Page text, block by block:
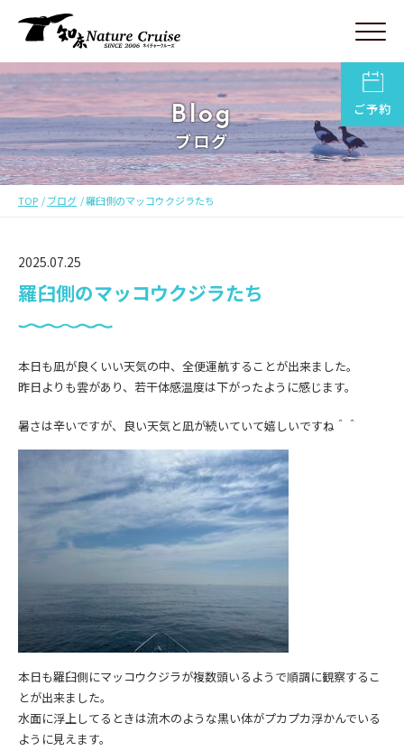
ご予約
Blog
ブログ
TOP ブログ 羅臼側のマッコウクジラたち
2025.07.25
羅臼側のマッコウクジラたち
本日も凪が良くいい天気の中、全便運航することが出来ました。
昨日よりも雲があり、若干体感温度は下がったように感じます。
暑さは辛いですが、良い天気と凪が続いていて嬉しいですね＾＾
本日も羅臼側にマッコウクジラが複数頭いるようで順調に観察するこ
とが出来ました。
水面に浮上してるときは流木のような黒い体がプカプカ浮かんでいる
ように見えます。